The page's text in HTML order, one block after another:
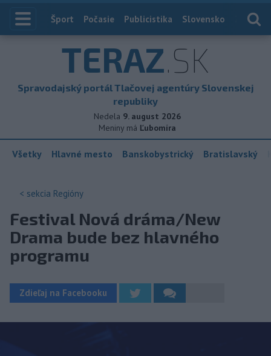
Index
Šport Počasie Publicistika Slovensko
TERAZ.SK
Spravodajský portál Tlačovej agentúry Slovenskej
republiky
Nedela 9. august 2026
Meniny má Ľubomíra
Všetky Hlavné mesto Banskobystrický Bratislavský
< sekcia Regióny
Festival Nová dráma/New
Drama bude bez hlavného
programu
Zdieľaj na Facebooku